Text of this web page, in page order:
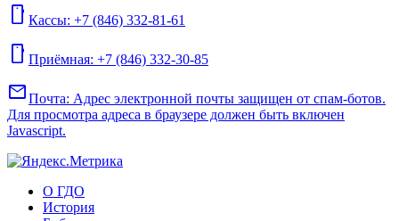
mobile Кассы: +7 (846) 332-81-61
mobile Приёмная: +7 (846) 332-30-85
mailПочта: Адрес электронной почты защищен от спам-ботов.
Для просмотра адреса в браузере должен быть включен
Javascript.
О ГДО
История